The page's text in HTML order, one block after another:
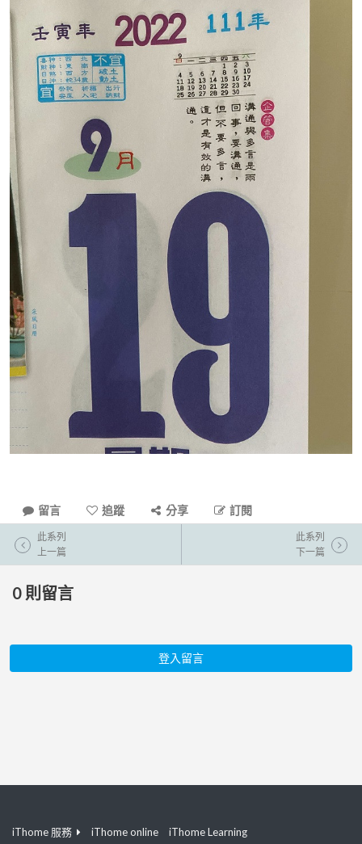
留言 追蹤 分享 訂閱
此系列
上一篇
此系列
下一篇
0 則留言
登入留言
iThome 服務 iThome online iThome Learning